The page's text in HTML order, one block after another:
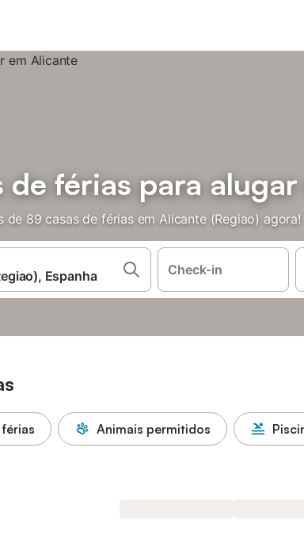
de férias para
de 89 casas de férias em Alicante (Regiao) agora!
Check-in
Animais permitidos